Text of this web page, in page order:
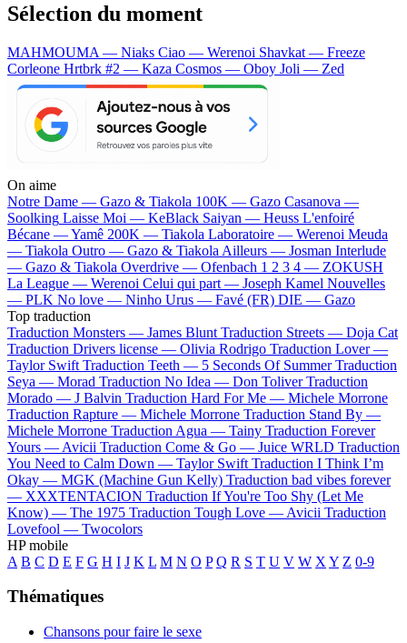
Sélection du moment
MAHMOUMA — Niaks Ciao — Werenoi Shavkat — Freeze
Corleone Hrtbrk #2 — Kaza Cosmos — Oboy Joli — Zed
On aime
Notre Dame — Gazo & Tiakola 100K — Gazo Casanova —
Soolking Laisse Moi — KeBlack Saiyan — Heuss L'enfoiré
Bécane —Yamê 200K — Tiakola Laboratoire — Werenoi Meuda
— Tiakola Outro — Gazo & Tiakola Ailleurs — Josman Interlude
— Gazo & Tiakola Overdrive — Ofenbach 1 2 3 4 — ZOKUSH
La League — Werenoi Celui qui part — Joseph Kamel Nouvelles
— PLK No love — Ninho Urus — Favé (FR) DIE — Gazo
Top traduction
Traduction Monsters — James Blunt Traduction Streets — Doja Cat
Traduction Drivers license — Olivia Rodrigo Traduction Lover —
Taylor Swift Traduction Teeth — 5 Seconds Of Summer Traduction
Seya — Morad Traduction No Idea — Don Toliver Traduction
Morado — J Balvin Traduction Hard For Me — Michele Morrone
Traduction Rapture — Michele Morrone Traduction Stand By —
Michele Morrone Traduction Agua — Tainy Traduction Forever
Yours — Avicii Traduction Come & Go — Juice WRLD Traduction
You Need to Calm Down — Taylor Swift Traduction I Think I’m
Okay — MGK (Machine Gun Kelly) Traduction bad vibes forever
— XXXTENTACION Traduction If You're Too Shy (Let Me
Know) — The 1975 Traduction Tough Love — Avicii Traduction
Lovefool — Twocolors
HP mobile
A B C D E F G H I J K L M N O P Q R S T U V W X Y Z 0-9
Thématiques
Chansons pour faire le sexe